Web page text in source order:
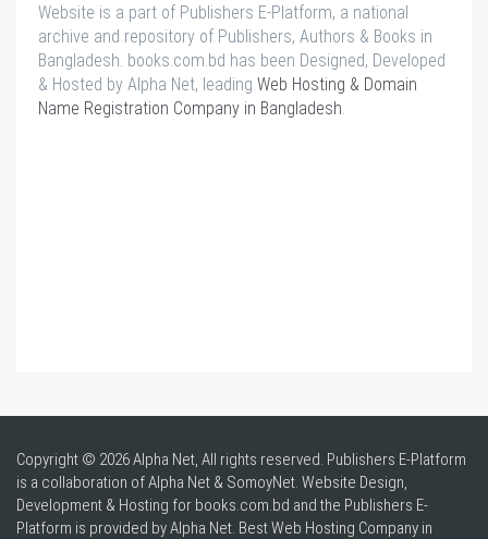
Website is a part of Publishers E-Platform, a national
archive and repository of Publishers, Authors & Books in
Bangladesh. books.com.bd has been Designed, Developed
& Hosted by Alpha Net, leading Web Hosting & Domain
Name Registration Company in Bangladesh
Copyright © 2026 Alpha Net, All rights reserved. Publishers E-Platform
is a collaboration of Alpha Net & SomoyNet. Website Design,
Development & Hosting for books.com.bd and the Publishers E-
Platform is provided by Alpha Net. BestWeb Hosting Company in